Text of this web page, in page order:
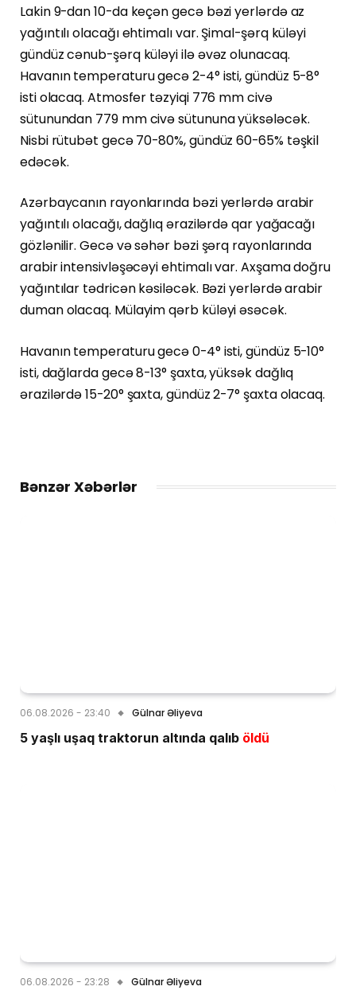
Lakin 9-dan 10-da keçən gecə bəzi yerlərdə az
yağıntılı olacağı ehtimalı var. Şimal-şərq küləyi
gündüz cənub-şərq küləyi ilə əvəz olunacaq.
Havanın temperaturu gecə 2-4° isti, gündüz 5-8°
isti olacaq. Atmosfer təzyiqi 776 mm civə
sütunundan 779 mm civə sütununa yüksələcək.
Nisbi rütubət gecə 70-80%, gündüz 60-65% təşkil
edəcək.
Azərbaycanın rayonlarında bəzi yerlərdə arabir
yağıntılı olacağı, dağlıq ərazilərdə qar yağacağı
gözlənilir. Gecə və səhər bəzi şərq rayonlarında
arabir intensivləşəcəyi ehtimalı var. Axşama doğru
yağıntılar tədricən kəsiləcək. Bəzi yerlərdə arabir
duman olacaq. Mülayim qərb küləyi əsəcək.
Havanın temperaturu gecə 0-4° isti, gündüz 5-10°
isti, dağlarda gecə 8-13° şaxta, yüksək dağlıq
ərazilərdə 15-20° şaxta, gündüz 2-7° şaxta olacaq.
Bənzər Xəbərlər
06.08.2026 - 23:40 Gülnar Əliyeva
5 yaşlı uşaq traktorun altında qalıb öldü
06.08.2026 - 23:28 Gülnar Əliyeva